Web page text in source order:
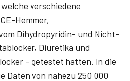
verschiedene
Hemmer,
Dihydropyridin- und Nicht-
Diuretika und
– getestet hatten. In die
Daten von nahezu 250 000